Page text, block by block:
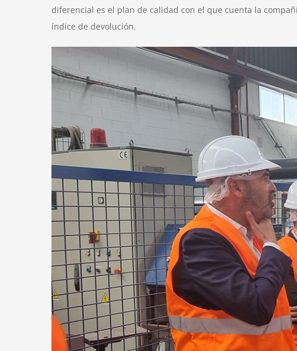
diferencial es el plan de calidad con el que cuenta la
índice de devolución.